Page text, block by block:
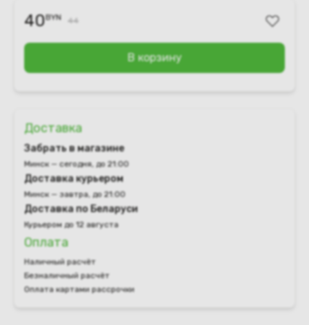
40BYN 44
В корзину
Доставка
Забрать в магазине
Минск — сегодня, до 21:00
Доставка курьером
Минск — завтра, до 21:00
Доставка по Беларуси
Курьером до 12 августа
Оплата
Наличный расчёт
Безналичный расчёт
Оплата картами рассрочки